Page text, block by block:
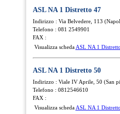
ASL NA 1 Distretto 47
Indirizzo : Via Belvedere, 113
Telefono : 081 2549901
FAX :
Visualizza scheda ASL NA 1
ASL NA 1 Distretto 50
Indirizzo : Viale IV Aprile, 50 (San
Telefono : 0812546610
FAX :
Visualizza scheda ASL NA 1